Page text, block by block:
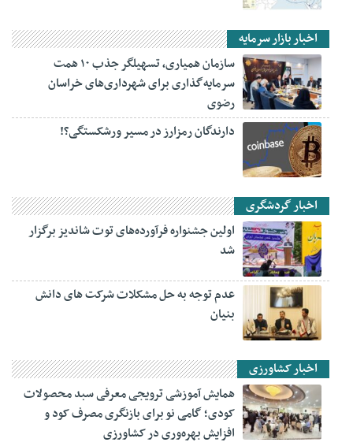
اخبار بازار سرمایه
سازمان همیاری، تسهیلگر جذب ۱۰ همت
سرمایه‌گذاری برای شهرداری‌های خراسان
رضوی
دارندگان رمزارز در مسیر ورشکستگی؟!
اخبار گردشگری
اولین جشنواره فرآورده‌های توت شاندیز برگزار
شد
عدم توجه به حل مشکلات شرکت های دانش
بنیان
اخبار کشاورزی
همایش آموزشی ترویجی معرفی سبد محصولات
کودی؛ گامی نو برای بازنگری مصرف کود و
افزایش بهره‌وری در کشاورزی